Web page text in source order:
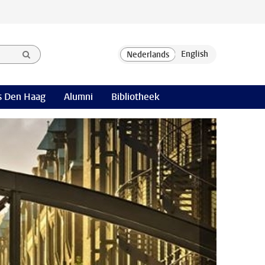
Den Haag Alumni Bibliotheek